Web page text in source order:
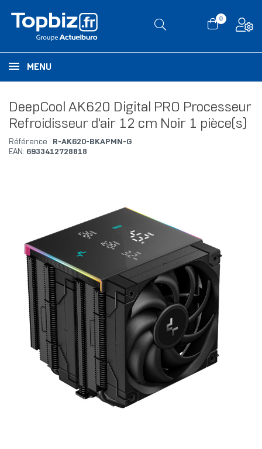
0
MENU
DeepCool AK620 Digital PRO Processeur
Refroidisseur d'air 12 cm Noir 1 pièce(s)
Référence : R-AK620-BKAPMN-G
EAN: 6933412728818